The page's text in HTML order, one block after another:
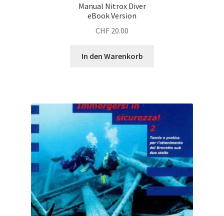
Manual Nitrox Diver
eBook Version
CHF 20.00
In den Warenkorb